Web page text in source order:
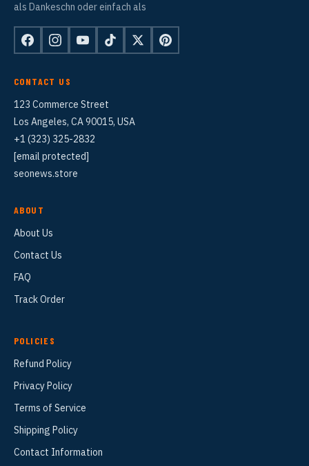
als Dankeschn oder einfach als
CONTACT US
123 Commerce Street
Los Angeles, CA 90015, USA
+1 (323) 325-2832
[email protected]
seonews.store
ABOUT
About Us
Contact Us
FAQ
Track Order
POLICIES
Refund Policy
Privacy Policy
Terms of Service
Shipping Policy
Contact Information